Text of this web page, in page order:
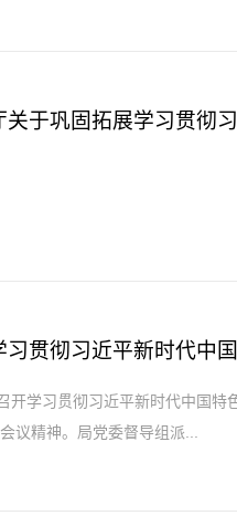
关于巩固拓展学习贯彻
习贯彻习近平新时代中
开学习贯彻习近平新时代中国
议精神。局党委督导组派...